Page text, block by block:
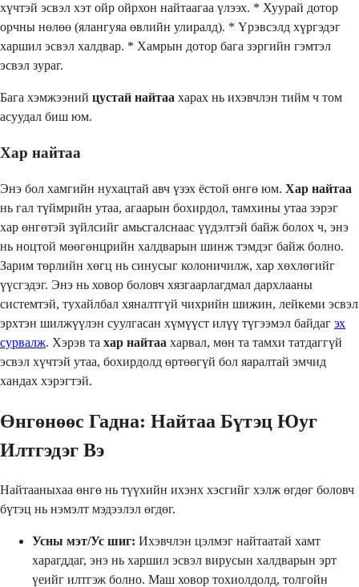
хүчтэй эсвэл хэт ойр ойрхон найтаагаа үлээх. * Хуурай дотор
орчны нөлөө (ялангуяа өвлийн улиралд). * Үрэвсэлд хүргэдэг
харшил эсвэл халдвар. * Хамрын дотор бага зэргийн гэмтэл
эсвэл зураг.
Бага хэмжээний цустай найтаа харах нь ихэвчлэн тийм ч том
асуудал биш юм.
Хар найтаа
Энэ бол хамгийн нухацтай авч үзэх ёстой өнгө юм. Хар найтаа
нь гал түймрийн утаа, агаарын бохирдол, тамхины утаа зэрэг
хар өнгөтэй зүйлсийг амьсгалснаас үүдэлтэй байж болох ч, энэ
нь ноцтой мөөгөнцрийн халдварын шинж тэмдэг байж болно.
Зарим төрлийн хөгц нь синусыг колоничилж, хар хөхлөгийг
үүсгэдэг. Энэ нь ховор боловч хязгаарлагдмал дархлааны
системтэй, тухайлбал хяналтгүй чихрийн шижин, лейкеми эсвэл
эрхтэн шилжүүлэн суулгасан хүмүүст илүү түгээмэл байдаг эх
сурвалж. Хэрэв та хар найтаа харвал, мөн та тамхи татдаггүй
эсвэл хүчтэй утаа, бохирдолд өртөөгүй бол яаралтай эмчид
хандах хэрэгтэй.
Өнгөнөөс Гадна: Найтаа Бүтэц Юуг
Илтгэдэг Вэ
Найтааныхаа өнгө нь түүхийн ихэнх хэсгийг хэлж өгдөг боловч
бүтэц нь нэмэлт мэдээлэл өгдөг.
Усны мэт/Ус шиг: Ихэвчлэн цэлмэг найтаатай хамт
харагддаг, энэ нь харшил эсвэл вирусын халдварын эрт
үеийг илтгэж болно. Маш ховор тохиолдолд, толгойн